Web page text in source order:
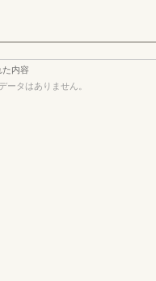
た内容
ータはありません。